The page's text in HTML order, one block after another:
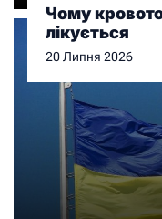
Чому
лікується
20 Липня 2026